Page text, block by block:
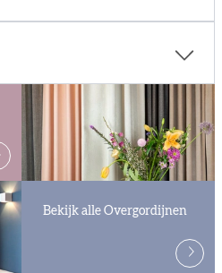
Bekijk alle Overgordijnen